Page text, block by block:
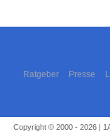
Ratgeber Presse
Copyright © 2000 - 2026 |